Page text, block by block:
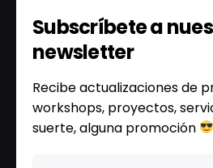
Subscríbete a
newsletter
Recibe actualizaciones de
workshops, proyectos,
suerte, alguna promoción